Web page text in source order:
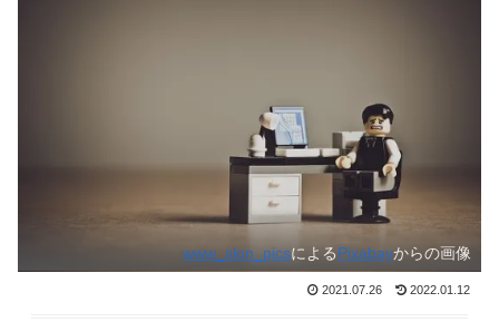
www_slon_picsによる Pixabayからの画像
2021.07.26 2022.01.12